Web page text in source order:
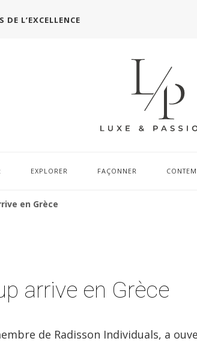
L’EXCELLENCE
EXPLORER FAÇONNER
en Grèce
arrive en Grèce
de Radisson Individuals, a